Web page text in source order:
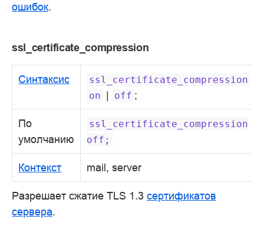
ошибок.
ssl_certificate_compression
Синтаксис
ssl_certificate_compression
on | off ;
По
умолчанию
ssl_certificate_compression
off;
Контекст mail, server
Разрешает сжатие TLS 1.3 сертификатов
сервера.